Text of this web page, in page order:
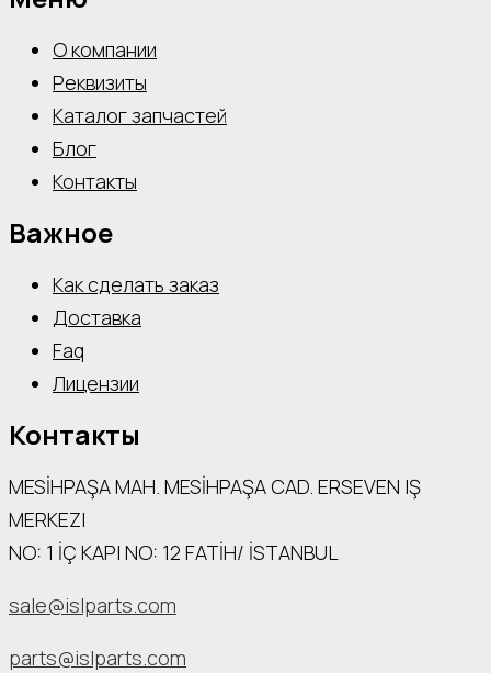
О компании
Реквизиты
Каталог запчастей
Блог
Контакты
Важное
Как сделать заказ
Доставка
Faq
Лицензии
Контакты
MESİHPAŞA МАН. MESİHPAŞA CAD. ERSEVEN IŞ
MERKEZI
NO: 1 İÇ КАРI NO: 12 FATİH/ İSTANBUL
sale@islparts.com
parts@islparts.com